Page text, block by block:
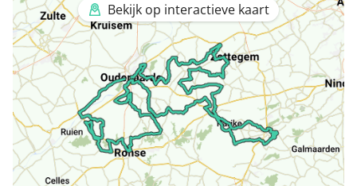
Bekijk op interactieve kaart